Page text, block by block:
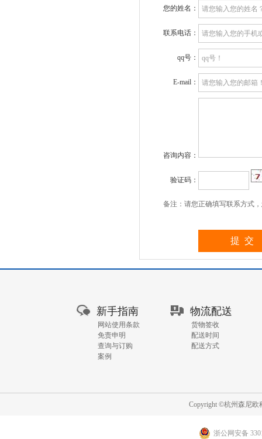
您的姓名：
联系电话：
qq号：
E-mail：
咨询内容：
验证码：
备注：请您正确填写联系方式
新手指南
网站使用条款
免责申明
查询与订购
案例
物流配送
货物签收
配送时间
配送方式
Copyright ©杭州森尼
浙公网安备